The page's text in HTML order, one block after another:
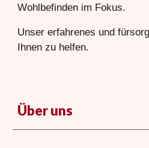
Wohlbefinden im Fokus.
Unser erfahrenes und
Ihnen zu helfen.
Über uns